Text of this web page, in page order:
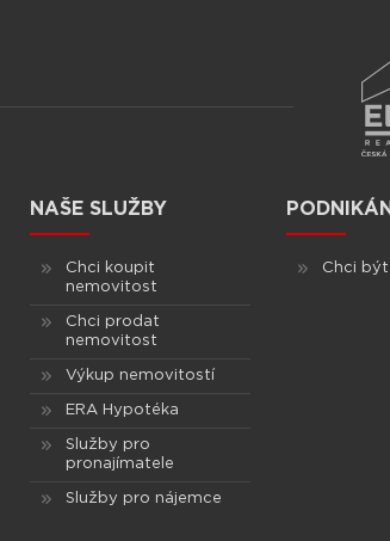
NAŠE SLUŽBY
Chci koupit
nemovitost
Chci prodat
nemovitost
Výkup nemovitostí
ERA Hypotéka
Služby pro
pronajímatele
Služby pro nájemce
Chci